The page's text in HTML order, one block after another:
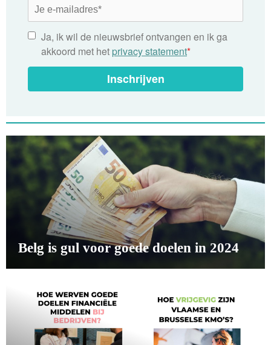
Ja, ik wil de nieuwsbrief ontvangen en ik ga
akkoord met het privacy statement*
Inschrijven
Belg is gul voor goede doelen in 2024